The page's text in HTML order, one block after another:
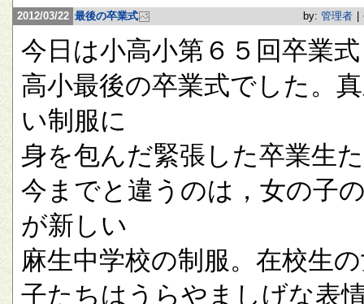
2012/03/22 最後の卒業式 by: 管理者
今日は小高小第６５回卒業
高小最後の卒業式でした。
い制服に
身を包んだ緊張した卒業生
今までと違うのは，女の子
が新しい
麻生中学校の制服。在校生
子たちはうらやましげな表